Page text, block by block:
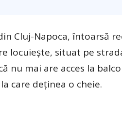
Cluj-Napoca, întoarsă
locuiește, situat pe
nu mai are acces la
care deținea o cheie.